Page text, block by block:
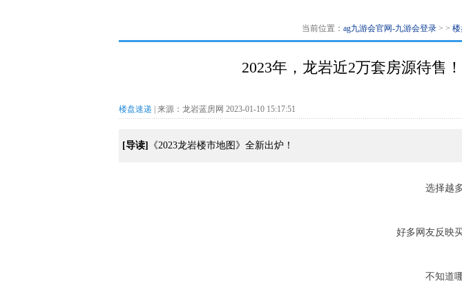
当前位置： ag九游会官网-九游会登录 > > 楼
2023年，龙岩近2万套房源待售
楼盘速递 | 来源：龙岩蓝房网 2023-01-10 15:17:51
[导读] 《2023龙岩楼市地图》全新出炉！
选择越
好多网友反映
不知道